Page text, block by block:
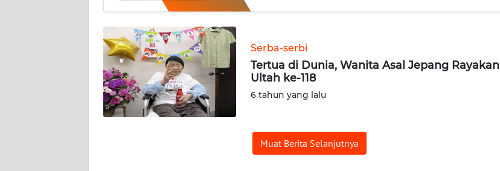
Serba-serbi
Tertua di Dunia, Wanita Asal Jepang Rayakan
Ultah ke-118
6 tahun yang lalu
Muat Berita Selanjutnya